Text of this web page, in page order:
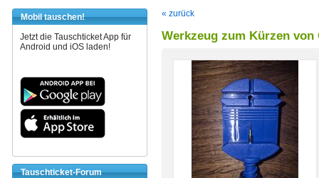
Mobil tauschen!
Jetzt die Tauschticket App für
Android und iOS laden!
Tauschticket-Forum
« zurück
Werkzeug zum Kürzen